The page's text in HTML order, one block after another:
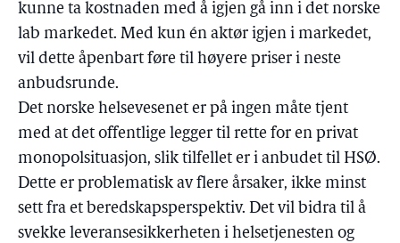
kunne ta kostnaden med å igjen gå inn i det norske
lab markedet. Med kun én aktør igjen i markedet,
vil dette åpenbart føre til høyere priser i neste
anbudsrunde.
Det norske helsevesenet er på ingen måte tjent
med at det offentlige legger til rette for en privat
monopolsituasjon, slik tilfellet er i anbudet til HSØ.
Dette er problematisk av flere årsaker, ikke minst
sett fra et beredskapsperspektiv. Det vil bidra til å
svekke leveransesikkerheten i helsetjenesten og